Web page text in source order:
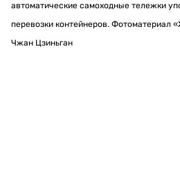
автоматические самоходные тележки
перевозки контейнеров. Фотоматериал
Чжан Цзиньган